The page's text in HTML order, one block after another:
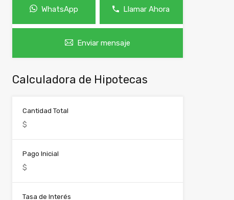
WhatsApp Llamar Ahora
Enviar mensaje
Calculadora de Hipotecas
Cantidad Total
Pago Inicial
Tasa de Interés